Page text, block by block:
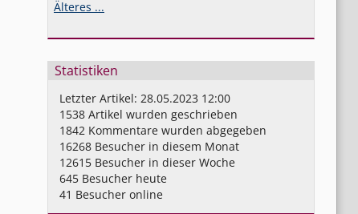
Älteres ...
Statistiken
Letzter Artikel: 28.05.2023 12:00
1538Artikel wurden geschrieben
1842Kommentare wurden abgegeben
16268Besucher in diesem Monat
12615Besucher in dieser Woche
645Besucher heute
41 Besucher online